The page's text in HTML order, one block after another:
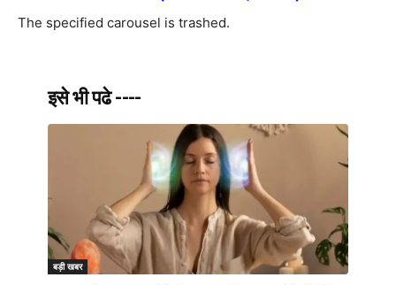
The specified carousel is trashed.
इसे भी पढे ----
बड़ी खबर